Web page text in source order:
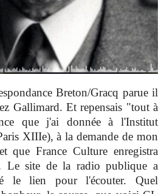
Breton/Gracq parue il
Gallimard. Et repensais "tout à
que j'ai donnée à l'Institut
XIIIe), à la demande de mon
que France Culture enregistra
Le site de la radio publique a
le lien pour l'écouter. Quel